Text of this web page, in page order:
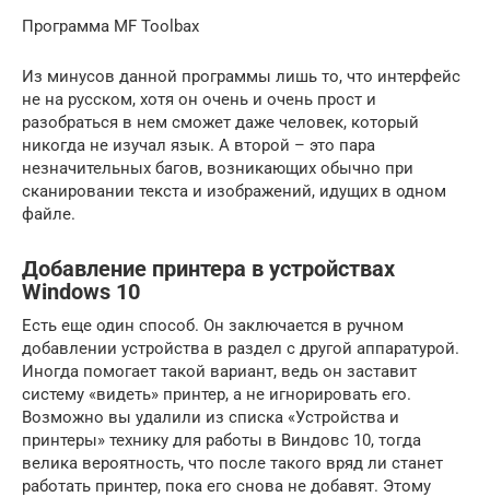
Программа MF Toolbax
Из минусов данной программы лишь то, что интерфейс
не на русском, хотя он очень и очень прост и
разобраться в нем сможет даже человек, который
никогда не изучал язык. А второй – это пара
незначительных багов, возникающих обычно при
сканировании текста и изображений, идущих в одном
файле.
Добавление принтера в устройствах
Windows 10
Есть еще один способ. Он заключается в ручном
добавлении устройства в раздел с другой аппаратурой.
Иногда помогает такой вариант, ведь он заставит
систему «видеть» принтер, а не игнорировать его.
Возможно вы удалили из списка «Устройства и
принтеры» технику для работы в Виндовс 10, тогда
велика вероятность, что после такого вряд ли станет
работать принтер, пока его снова не добавят. Этому